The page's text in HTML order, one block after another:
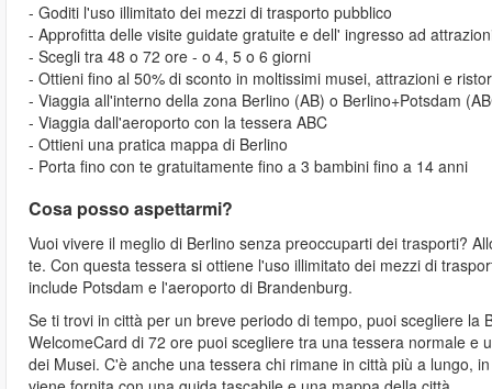
- Goditi l'uso illimitato dei mezzi di trasporto pubblico
- Approfitta delle visite guidate gratuite e dell' ingresso ad
- Scegli tra 48 o 72 ore - o 4, 5 o 6 giorni
- Ottieni fino al 50% di sconto in moltissimi musei, attrazioni e
- Viaggia all'interno della zona Berlino (AB) o Berlino+Potsdam
- Viaggia dall'aeroporto con la tessera ABC
- Ottieni una pratica mappa di Berlino
- Porta fino con te gratuitamente fino a 3 bambini fino a 14 anni
Cosa posso aspettarmi?
Vuoi vivere il meglio di Berlino senza preoccuparti dei trasporti?
te. Con questa tessera si ottiene l'uso illimitato dei mezzi di
include Potsdam e l'aeroporto di Brandenburg.
Se ti trovi in città per un breve periodo di tempo, puoi scegliere
WelcomeCard di 72 ore puoi scegliere tra una tessera normale
dei Musei. C'è anche una tessera chi rimane in città più a lungo,